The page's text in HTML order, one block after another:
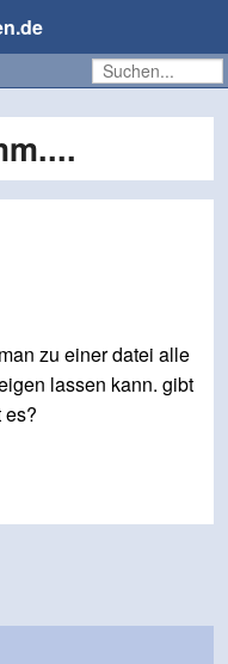
zu einer datei alle
lassen kann. gibt
es?